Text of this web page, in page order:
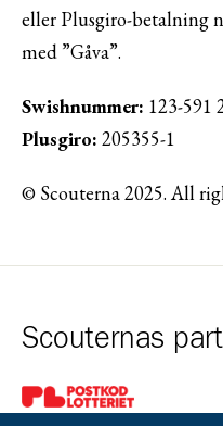
eller Plusgiro-betalning
med ”Gåva”.
Swishnummer: 123-591
Plusgiro: 205355-1
© Scouterna 2025. All
Scouternas
Gå till pl_50